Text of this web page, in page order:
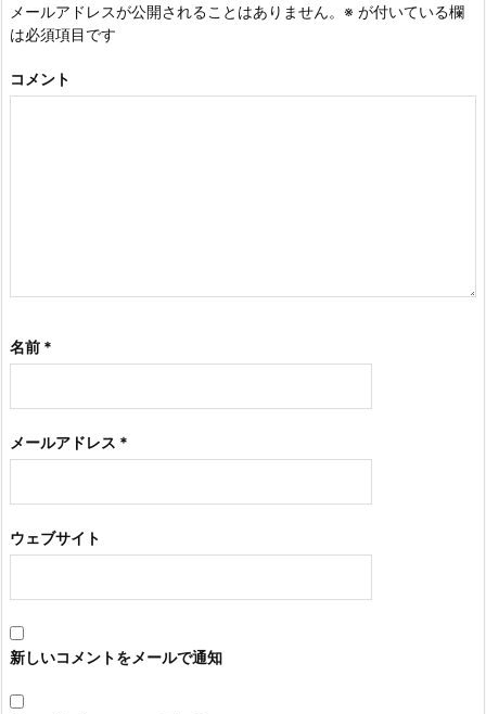
メールアドレスが公開されることはありません。 ※ が付いている欄
は必須項目です
コメント
名前 *
メールアドレス *
ウェブサイト
新しいコメントをメールで通知